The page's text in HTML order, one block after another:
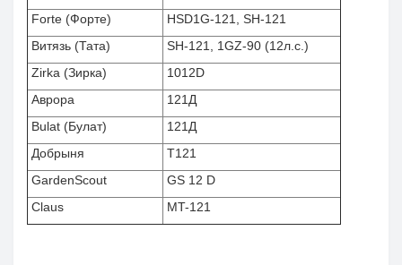
Forte (Форте)
HSD1G-121, SH-121
Витязь (Тата)
SH-121, 1GZ-90 (12л.с.)
Zirka (Зирка)
1012D
Аврора
121Д
Bulat (Булат)
121Д
Добрыня
T121
GardenScout
GS 12 D
Claus
MT-121